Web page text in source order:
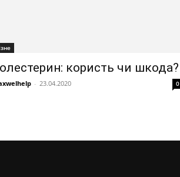
користь чи шкода?
- 23.04.2020 0